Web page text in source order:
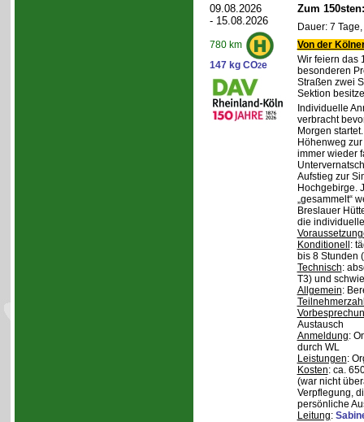
09.08.2026
- 15.08.2026
780 km
147 kg CO2e
Zum
Dauer: 7
Von der
Wir feiern das
besonderen
Straßen zwei
Sektion
Individuelle
verbracht
Morgen
Höhenweg
immer wieder
Aufstieg zur
Hochgebirge.
„gesammelt“
Breslauer
die
Konditionell :
bis 8 Stunden
Technisch:
T3) und
Allgemein:
Austausch
Anmeldung:
durch WL
Leistungen:
Kosten: ca.
(war nicht
Verpflegung,
persönliche
Leitung: